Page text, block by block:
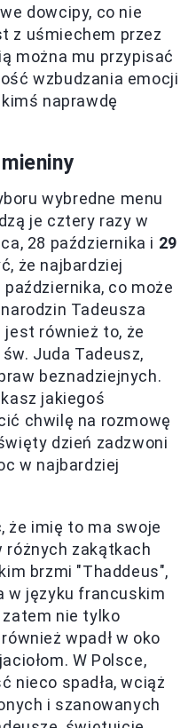
dowcipy, co nie
z uśmiechem przez
można mu przypisać
wzbudzania emocji
naprawdę
wybredne menu
je cztery razy w
28 października i 29
że najbardziej
co może
Tadeusza
również to, że
Juda Tadeusz,
beznadziejnych.
jakiegoś
chwilę na rozmowę
dzień zadzwoni
w najbardziej
że imię to ma swoje
różnych zakątkach
brzmi "Thaddeus",
w języku francuskim
nie tylko
wpadł w oko
W Polsce,
nieco spadła, wciąż
i szanowanych